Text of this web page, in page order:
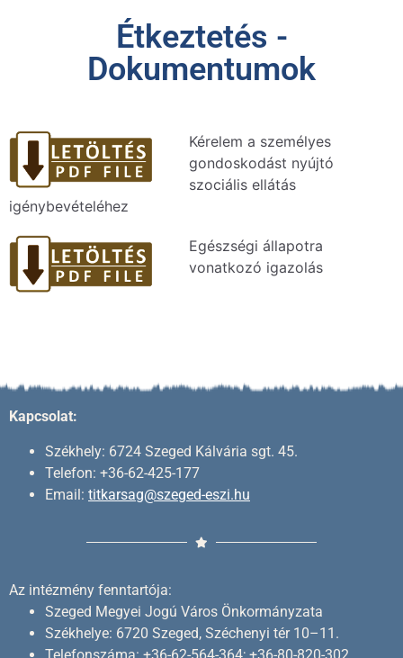
Étkeztetés -
Dokumentumok
Kérelem a személyes
gondoskodást nyújtó
szociális ellátás
igénybevételéhez
Egészségi állapotra
vonatkozó igazolás
Kapcsolat:
Székhely: 6724 Szeged Kálvária sgt. 45.
Telefon: +36-62-425-177
Email: titkarsag@szeged-eszi.hu
Az intézmény fenntartója:
Szeged Megyei Jogú Város Önkormányzata
Székhelye: 6720 Szeged, Széchenyi tér 10–11.
Telefonszáma: +36-62-564-364; +36-80-820-302